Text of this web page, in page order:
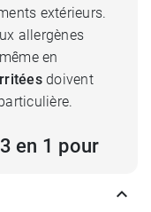
extérieurs.
allergènes
en
doivent
en 1 pour